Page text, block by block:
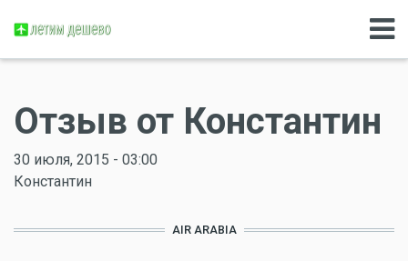
Отзыв от Константин
30 июля, 2015 - 03:00
Константин
AIR ARABIA